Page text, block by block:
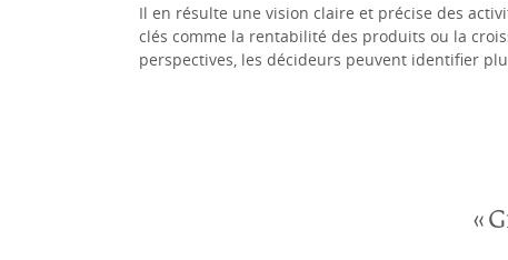
Il en résulte une vision claire et précise des
clés comme la rentabilité des produits ou la
perspectives, les décideurs peuvent identifier